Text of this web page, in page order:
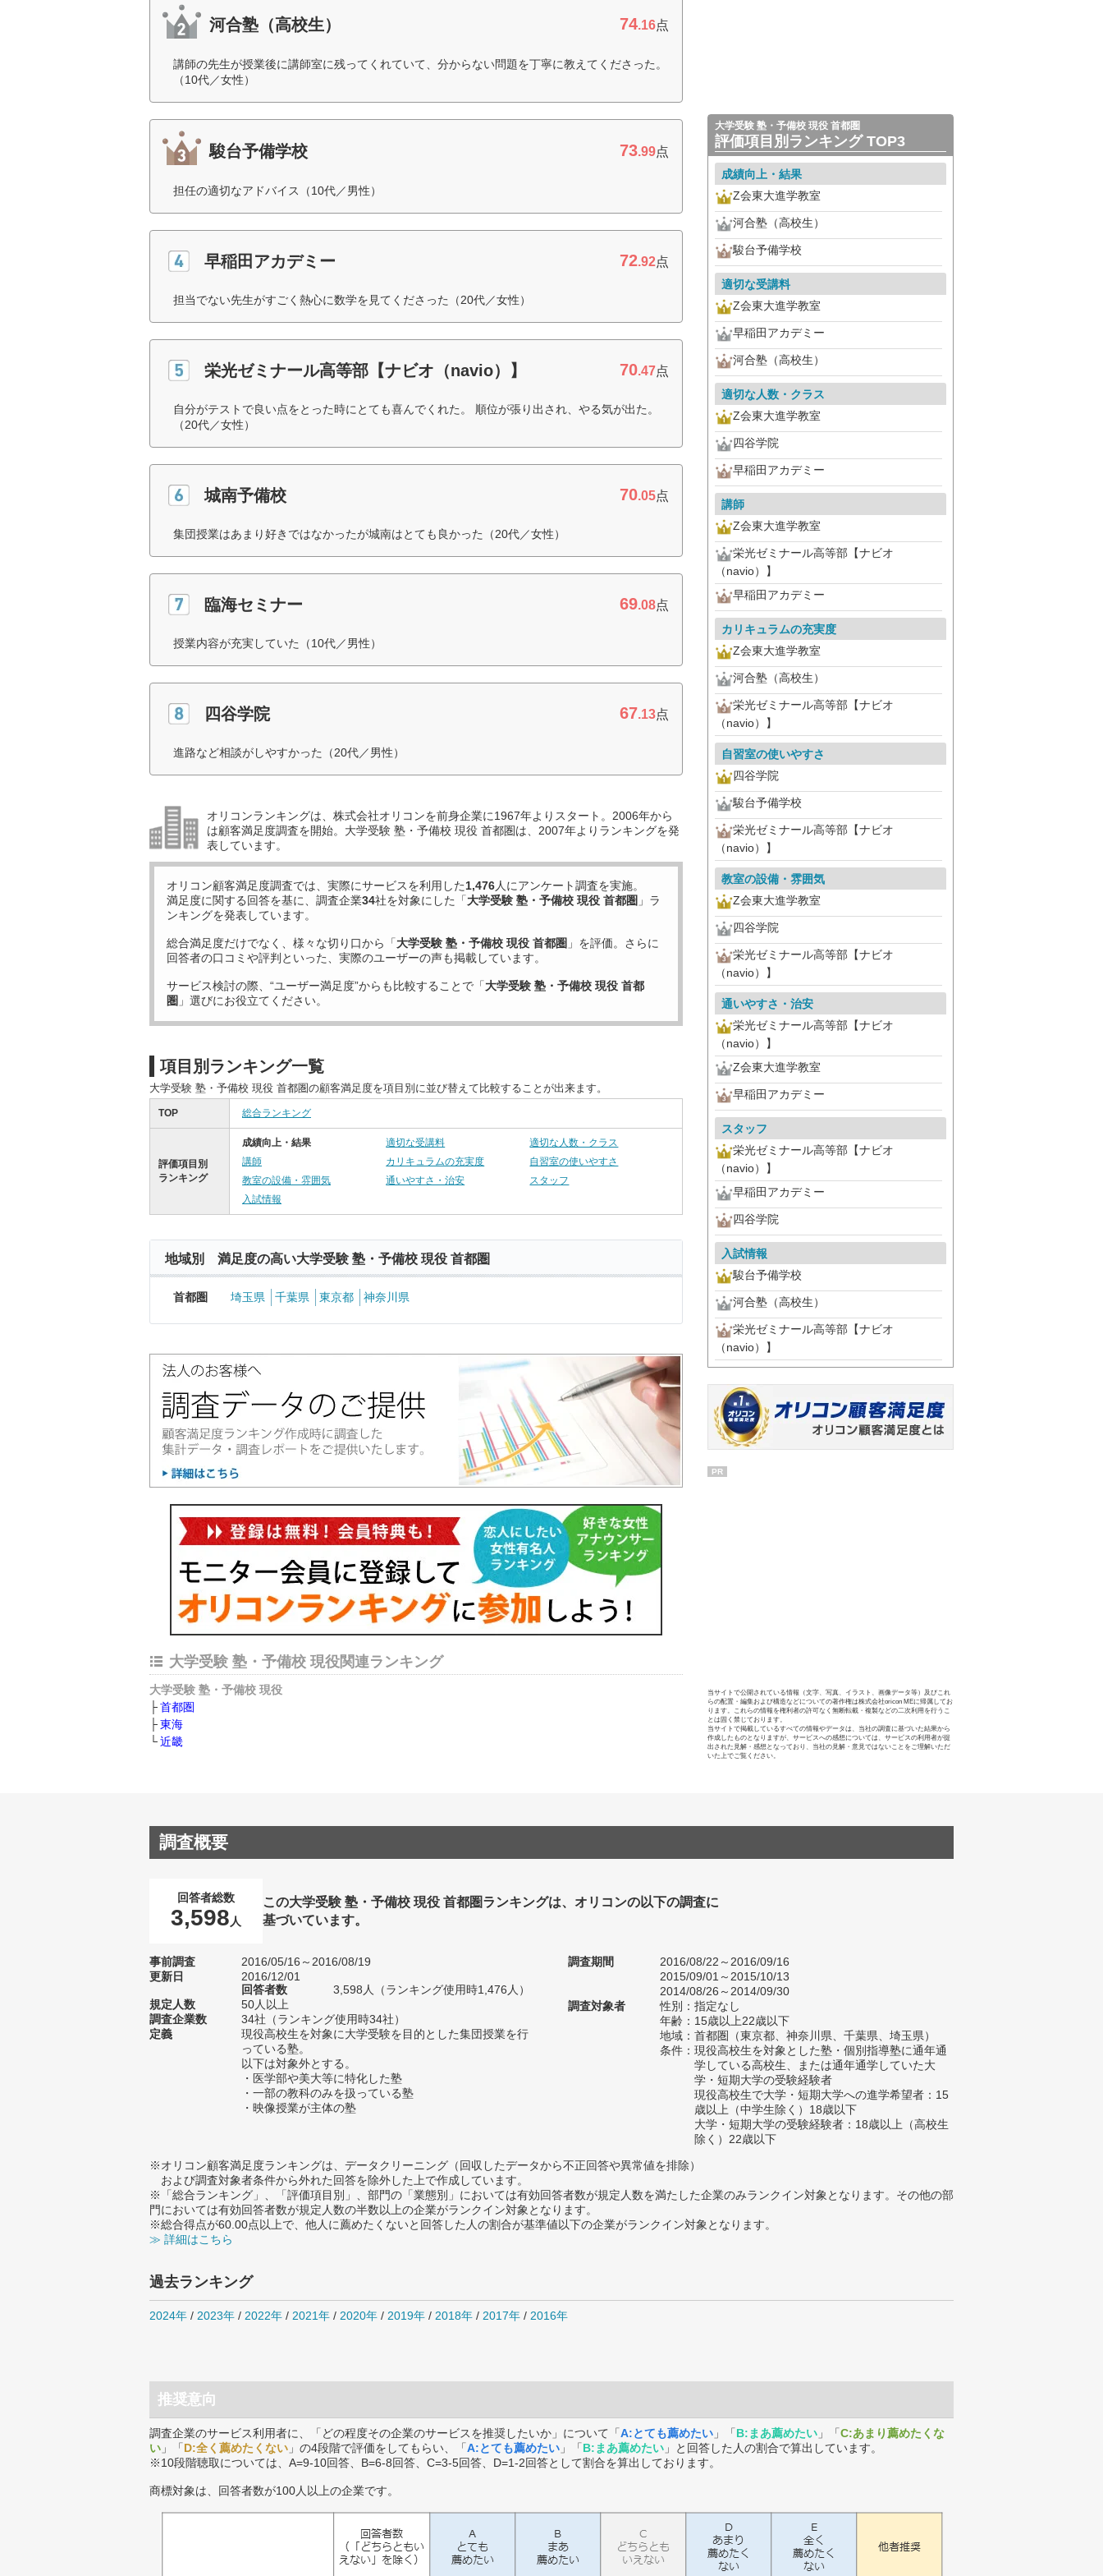
河合塾（高校生） 74.16点
講師の先生が授業後に講師室に残ってくれていて、分からない問題を丁寧に教えてくださった。
（10代／女性）
駿台予備学校 73.99点
担任の適切なアドバイス（10代／男性）
早稲田アカデミー 72.92点
担当でない先生がすごく熱心に数学を見てくださった（20代／女性）
栄光ゼミナール高等部【ナビオ（navio）】 70.47点
自分がテストで良い点をとった時にとても喜んでくれた。 順位が張り出され、やる気が出た。
（20代／女性）
城南予備校 70.05点
集団授業はあまり好きではなかったが城南はとても良かった（20代／女性）
臨海セミナー 69.08点
授業内容が充実していた（10代／男性）
四谷学院 67.13点
進路など相談がしやすかった（20代／男性）
オリコンランキングは、株式会社オリコンを前身企業に1967年よりスタート。2006年から
は顧客満足度調査を開始。大学受験 塾・予備校 現役 首都圏は、2007年よりランキングを発
表しています。
オリコン顧客満足度調査では、実際にサービスを利用した1,476人にアンケート調査を実施。
満足度に関する回答を基に、調査企業34社を対象にした「大学受験 塾・予備校 現役 首都圏 」ラ
ンキングを発表しています。
総合満足度だけでなく、様々な切り口から「大学受験 塾・予備校 現役 首都圏 」を評価。さらに
回答者の口コミや評判といった、実際のユーザーの声も掲載しています。
サービス検討の際、“ユーザー満足度”からも比較することで「大学受験 塾・予備校 現役 首都
圏 」選びにお役立てください。
項目別ランキング一覧
大学受験 塾・予備校 現役 首都圏の顧客満足度を項目別に並び替えて比較することが出来ます。
TOP 総合ランキング
評価項目別
ランキング
成績向上・結果 適切な受講料
適切な人数・クラス
講師
カリキュラムの充実度
自習室の使いやすさ
教室の設備・雰囲気
通いやすさ・治安
スタッフ
入試情報
地域別 満足度の高い大学受験 塾・予備校 現役 首都圏
首都圏 埼玉県 千葉県 東京都 神奈川県
大学受験 塾・予備校 現役関連ランキング
大学受験 塾・予備校 現役
首都圏
東海
近畿
大学受験 塾・予備校 現役 首都圏
評価項目別ランキング TOP3
成績向上・結果
Z会東大進学教室
河合塾（高校生）
駿台予備学校
適切な受講料
Z会東大進学教室
早稲田アカデミー
河合塾（高校生）
適切な人数・クラス
Z会東大進学教室
四谷学院
早稲田アカデミー
講師
Z会東大進学教室
栄光ゼミナール高等部【ナビオ
（navio）】
早稲田アカデミー
カリキュラムの充実度
Z会東大進学教室
河合塾（高校生）
栄光ゼミナール高等部【ナビオ
（navio）】
自習室の使いやすさ
四谷学院
駿台予備学校
栄光ゼミナール高等部【ナビオ
（navio）】
教室の設備・雰囲気
Z会東大進学教室
四谷学院
栄光ゼミナール高等部【ナビオ
（navio）】
通いやすさ・治安
栄光ゼミナール高等部【ナビオ
（navio）】
Z会東大進学教室
早稲田アカデミー
スタッフ
栄光ゼミナール高等部【ナビオ
（navio）】
早稲田アカデミー
四谷学院
入試情報
駿台予備学校
河合塾（高校生）
栄光ゼミナール高等部【ナビオ
（navio）】
PR
当サイトで公開されている情報（文字、写真、イラスト、画像データ等）及びこれ
らの配置・編集および構造などについての著作権は株式会社oricon MEに帰属してお
ります。これらの情報を権利者の許可なく無断転載・複製などの二次利用を行うこ
とは固く禁じております。
当サイトで掲載しているすべての情報やデータは、当社の調査に基づいた結果から
作成したものとなりますが、サービスへの感想については、サービスの利用者が提
出された見解・感想となっており、当社の見解・意見ではないことをご理解いただ
いた上でご覧ください。
調査概要
回答者総数
3,598 人
この大学受験 塾・予備校 現役 首都圏ランキングは、オリコンの以下の調査に
基づいています。
事前調査
2016/05/16～2016/08/19
更新日
2016/12/01
回答者数
3,598人（ランキング使用時1,476人）
規定人数
50人以上
調査企業数
34社（ランキング使用時34社）
定義
現役高校生を対象に大学受験を目的とした集団授業を行
っている塾。
以下は対象外とする。
・医学部や美大等に特化した塾
・一部の教科のみを扱っている塾
・映像授業が主体の塾
調査期間
2016/08/22～2016/09/16
2015/09/01～2015/10/13
2014/08/26～2014/09/30
調査対象者
性別：指定なし
年齢：15歳以上22歳以下
地域：首都圏（東京都、神奈川県、千葉県、埼玉県）
条件：現役高校生を対象とした塾・個別指導塾に通年通
学している高校生、または通年通学していた大
学・短期大学の受験経験者
現役高校生で大学・短期大学への進学希望者：15
歳以上（中学生除く）18歳以下
大学・短期大学の受験経験者：18歳以上（高校生
除く）22歳以下
※オリコン顧客満足度ランキングは、データクリーニング（回収したデータから不正回答や異常値を排除）
および調査対象者条件から外れた回答を除外した上で作成しています。
※「総合ランキング」、「評価項目別」、部門の「業態別」においては有効回答者数が規定人数を満たした企業のみランクイン対象となります。その他の部
門においては有効回答者数が規定人数の半数以上の企業がランクイン対象となります。
※総合得点が60.00点以上で、他人に薦めたくないと回答した人の割合が基準値以下の企業がランクイン対象となります。
≫ 詳細はこちら
過去ランキング
2024年 / 2023年 / 2022年 / 2021年 / 2020年 / 2019年 / 2018年 / 2017年 / 2016年
推奨意向
調査企業のサービス利用者に、「どの程度その企業のサービスを推奨したいか」について「A:とても薦めたい 」「B:まあ薦めたい 」「C:あまり薦めたくな
い 」「D:全く薦めたくない 」の4段階で評価をしてもらい、「A:とても薦めたい 」「B:まあ薦めたい 」と回答した人の割合で算出しています。
※10段階聴取については、A=9-10回答、B=6-8回答、C=3-5回答、D=1-2回答として割合を算出しております。
商標対象は、回答者数が100人以上の企業です。